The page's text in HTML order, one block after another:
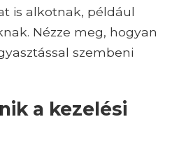
is alkotnak, például
Nézze meg, hogyan
szembeni
a kezelési